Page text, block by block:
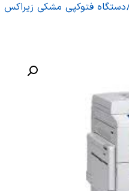
دستگاه فتوکپی مشکی زیراکس